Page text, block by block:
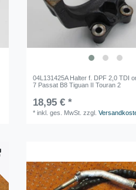
04L131425A Halter f. DPF 2,0 TDI
7 Passat B8 Tiguan II Touran 2
18,95 € *
*inkl. ges. MwSt. zzgl.